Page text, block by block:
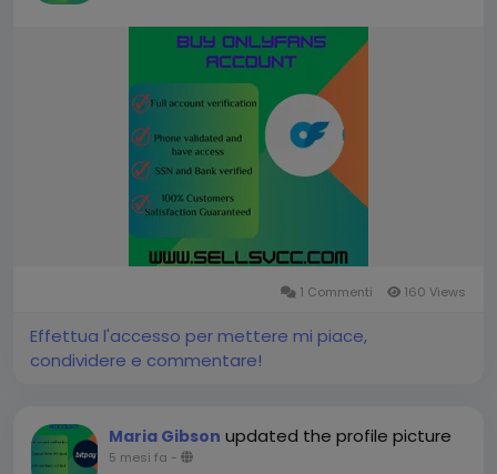
1 Commenti 160 Views
Effettua l'accesso per mettere mi piace,
condividere e commentare!
Maria Gibson updated the profile picture
5 mesi fa -